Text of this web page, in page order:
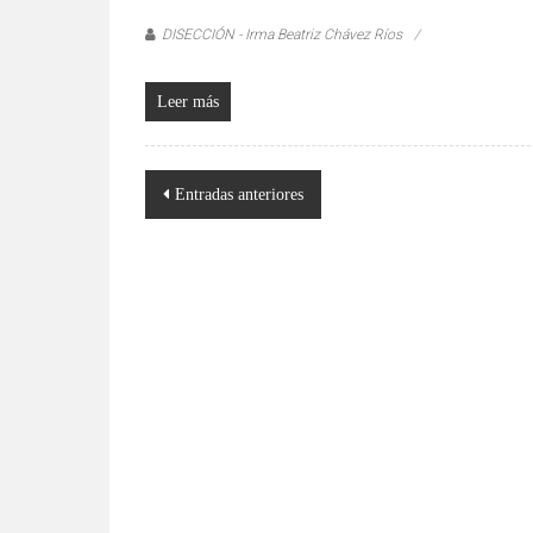
DISECCIÓN - Irma Beatriz Chávez Ríos
Leer más
Navegación
de
Entradas anteriores